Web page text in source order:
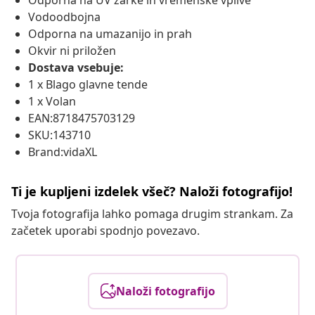
Vodoodbojna
Odporna na umazanijo in prah
Okvir ni priložen
Dostava vsebuje:
1 x Blago glavne tende
1 x Volan
EAN:8718475703129
SKU:143710
Brand:vidaXL
Ti je kupljeni izdelek všeč? Naloži fotografijo!
Tvoja fotografija lahko pomaga drugim strankam. Za
začetek uporabi spodnjo povezavo.
Naloži fotografijo